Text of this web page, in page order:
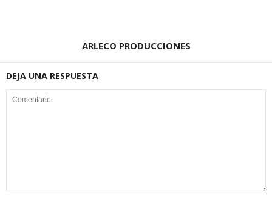
ARLECO PRODUCCIONES
DEJA UNA RESPUESTA